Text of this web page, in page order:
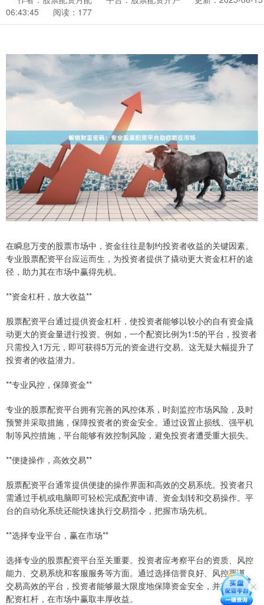
06:43:45
阅读：177
在瞬息万变的股票市场中，资金往往是制约投资者收益的关键因素。
专业股票配资平台应运而生，为投资者提供了撬动更大资金杠杆的途
径，助力其在市场中赢得先机。
**资金杠杆，放大收益**
股票配资平台通过提供资金杠杆，使投资者能够以较小的自有资金撬
动更大的资金量进行投资。例如，一个配资比例为1:5的平台，投资者
只需投入1万元，即可获得5万元的资金进行交易。这无疑大幅提升了
投资者的收益潜力。
**专业风控，保障资金**
专业的股票配资平台拥有完善的风控体系，时刻监控市场风险，及时
预警并采取措施，保障投资者的资金安全。通过设置止损线、强平机
制等风控措施，平台能够有效控制风险，避免投资者遭受重大损失。
**便捷操作，高效交易**
股票配资平台通常提供便捷的操作界面和高效的交易系统。投资者只
需通过手机或电脑即可轻松完成配资申请、资金划转和交易操作。平
台的自动化系统还能快速执行交易指令，把握市场先机。
**选择专业平台，赢在市场**
选择专业的股票配资平台至关重要。投资者应考察平台的资质、风控
能力、交易系统和客服服务等方面。通过选择信誉良好、风控严谨、
交易高效的平台，投资者能够最大限度地保障资金安全，并充分利用
配资杠杆，在市场中赢取丰厚收益。